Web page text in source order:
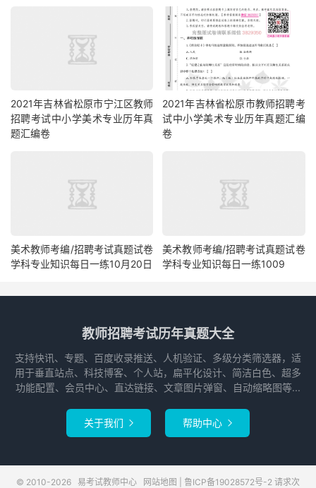
2021年吉林省松原市宁江区教师
招聘考试中小学美术专业历年真
题汇编卷
2021年吉林省松原市教师招聘考
试中小学美术专业历年真题汇编
卷
美术教师考编/招聘考试真题试卷
学科专业知识每日一练10月20日
美术教师考编/招聘考试真题试卷
学科专业知识每日一练1009
教师招聘考试历年真题大全
支持快讯、专题、百度收录推送、人机验证、多级分类筛选器，适
用于垂直站点、科技博客、个人站，扁平化设计、简洁白色、超多
功能配置、会员中心、直达链接、文章图片弹窗、自动缩略图等...
关于我们  帮助中心 
© 2010-2026 易考试教师中心 网站地图 鲁ICP备19028572号-2 请求次